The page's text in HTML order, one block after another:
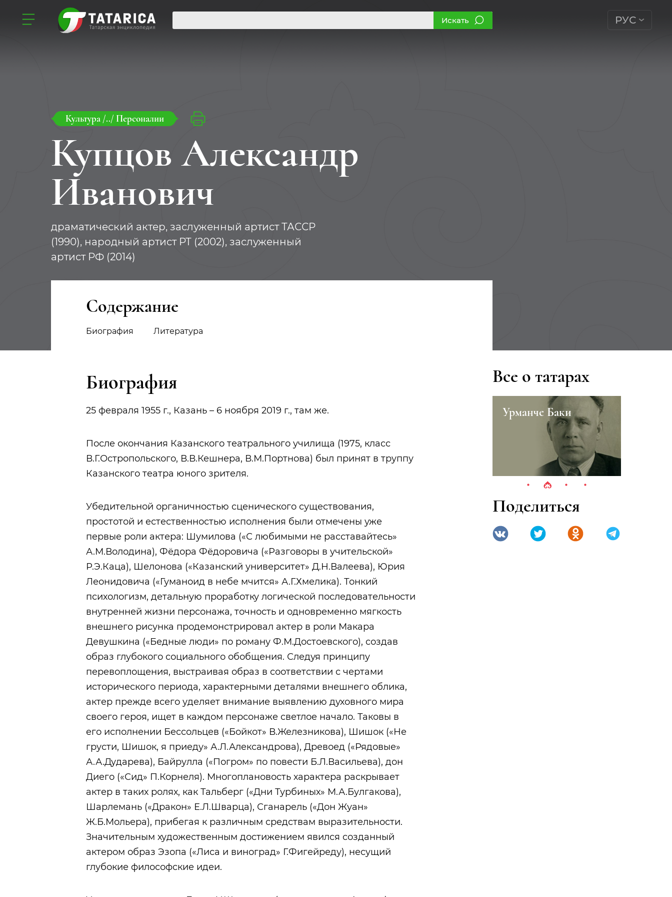
Искать РУС
Культура /../ Персоналии
Купцов Александр
Иванович
драматический актер, заслуженный артист ТАССР
(1990), народный артист РТ (2002), заслуженный
артист РФ (2014)
Содержание
Биография Литература
Биография
25 февраля 1955 г., Казань – 6 ноября 2019 г., там же.
После окончания Казанского театрального училища (1975, класс
В.Г.Остропольского, В.В.Кешнера, В.М.Портнова) был принят в труппу
Казанского театра юного зрителя.
Убедительной органичностью сценического существования,
простотой и естественностью исполнения были отмечены уже
первые роли актера: Шумилова («С любимыми не расставайтесь»
А.М.Володина), Фёдора Фёдоровича («Разговоры в учительской»
Р.Э.Каца), Шелонова («Казанский университет» Д.Н.Валеева), Юрия
Леонидовича («Гуманоид в небе мчится» А.Г.Хмелика). Тонкий
психологизм, детальную проработку логической последовательности
внутренней жизни персонажа, точность и одновременно мягкость
внешнего рисунка продемонстрировал актер в роли Макара
Девушкина («Бедные люди» по роману Ф.М.Достоевского), создав
образ глубокого социального обобщения. Следуя принципу
перевоплощения, выстраивая образ в соответствии с чертами
исторического периода, характерными деталями внешнего облика,
актер прежде всего уделяет внимание выявлению духовного мира
своего героя, ищет в каждом персонаже светлое начало. Таковы в
его исполнении Бессольцев («Бойкот» В.Железникова), Шишок («Не
грусти, Шишок, я приеду» А.Л.Александрова), Древоед («Рядовые»
А.А.Дударева), Байрулла («Погром» по повести Б.Л.Васильева), дон
Диего («Сид» П.Корнеля). Многоплановость характера раскрывает
актер в таких ролях, как Тальберг («Дни Турбиных» М.А.Булгакова),
Шарлемань («Дракон» Е.Л.Шварца), Сганарель («Дон Жуан»
Ж.Б.Мольера), прибегая к различным средствам выразительности.
Значительным художественным достижением явился созданный
актером образ Эзопа («Лиса и виноград» Г.Фигейреду), несущий
глубокие философские идеи.
Все о татарах
Тукай Габдулла Урманче Баки
Поделиться